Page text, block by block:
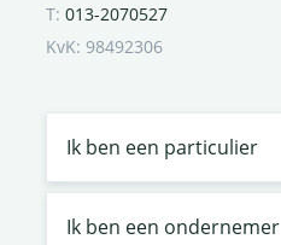
T: 013-2070527
KvK: 98492306
Ik ben een particulier
Ik ben een ondernemer